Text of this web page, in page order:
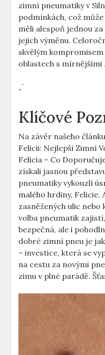
zimní pneumatiky v
podmínkách, což
měli alespoň jednou
jejich výměnu.
skvělým
oblastech s mírnějšími
„`
Klíčové
Na závěr našeho
Felicii: Nejlepší Zimní
Felicia – Co
získali jasnou
pneumatiky vykouzlí
malého hrdiny, Felicie.
zasněžených ulic nebo
volba pneumatik
bezpečná, ale i
dobré zimní pneu je
– investice, která se
na cestu za novými
zimu v plné parádě.